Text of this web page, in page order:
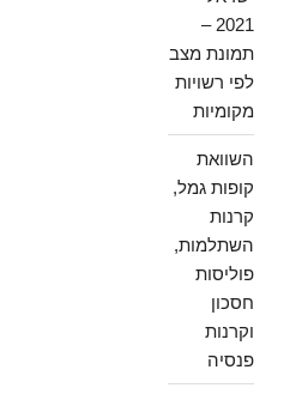
2021 –
תמונת מצב
לפי רשויות
מקומיות
השוואת
קופות גמל,
קרנות
השתלמות,
פוליסות
חסכון
וקרנות
פנסיה